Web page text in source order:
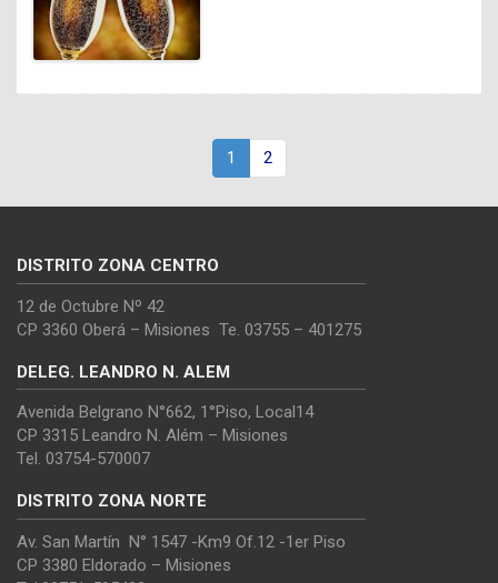
1 2
DISTRITO ZONA CENTRO
12 de Octubre Nº 42
CP 3360 Oberá – Misiones Te. 03755 – 401275
DELEG. LEANDRO N. ALEM
Avenida Belgrano N°662, 1°Piso, Local14
CP 3315 Leandro N. Além – Misiones
Tel. 03754-570007
DISTRITO ZONA NORTE
Av. San Martín N° 1547 -Km9 Of.12 -1er Piso
CP 3380 Eldorado – Misiones